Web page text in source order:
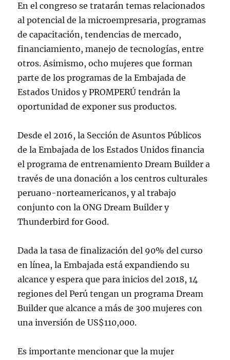
En el congreso se tratarán temas relacionados
al potencial de la microempresaria, programas
de capacitación, tendencias de mercado,
financiamiento, manejo de tecnologías, entre
otros. Asimismo, ocho mujeres que forman
parte de los programas de la Embajada de
Estados Unidos y PROMPERÚ tendrán la
oportunidad de exponer sus productos.
Desde el 2016, la Sección de Asuntos Públicos
de la Embajada de los Estados Unidos financia
el programa de entrenamiento Dream Builder a
través de una donación a los centros culturales
peruano-norteamericanos, y al trabajo
conjunto con la ONG Dream Builder y
Thunderbird for Good.
Dada la tasa de finalización del 90% del curso
en línea, la Embajada está expandiendo su
alcance y espera que para inicios del 2018, 14
regiones del Perú tengan un programa Dream
Builder que alcance a más de 300 mujeres con
una inversión de US$110,000.
Es importante mencionar que la mujer